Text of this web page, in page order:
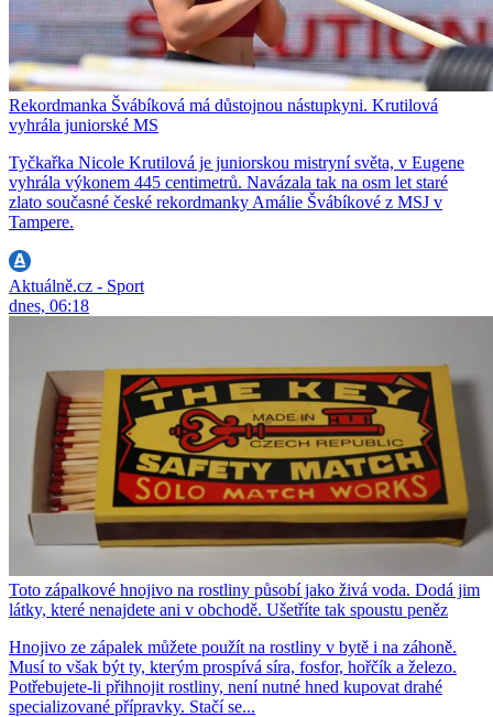
Rekordmanka Švábíková má důstojnou nástupkyni. Krutilová
vyhrála juniorské MS
Tyčkařka Nicole Krutilová je juniorskou mistryní světa, v Eugene
vyhrála výkonem 445 centimetrů. Navázala tak na osm let staré
zlato současné české rekordmanky Amálie Švábíkové z MSJ v
Tampere.
Aktuálně.cz - Sport
dnes, 06:18
Toto zápalkové hnojivo na rostliny působí jako živá voda. Dodá jim
látky, které nenajdete ani v obchodě. Ušetříte tak spoustu peněz
Hnojivo ze zápalek můžete použít na rostliny v bytě i na záhoně.
Musí to však být ty, kterým prospívá síra, fosfor, hořčík a železo.
Potřebujete-li přihnojit rostliny, není nutné hned kupovat drahé
specializované přípravky. Stačí se...